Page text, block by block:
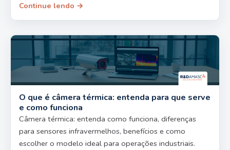
Continue lendo →
O que é câmera térmica: entenda para que serve
e como funciona
Câmera térmica: entenda como funciona, diferenças
para sensores infravermelhos, benefícios e como
escolher o modelo ideal para operações industriais.